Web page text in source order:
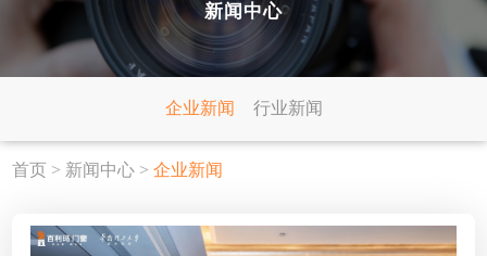
新闻中心
企业新闻 行业新闻
首页 > 新闻中心 > 企业新闻